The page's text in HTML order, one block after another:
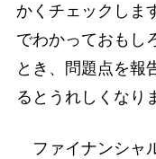
かくチェックしま
でわかっておもし
とき、問題点を報
るとうれしくなり
ファイナンシャ